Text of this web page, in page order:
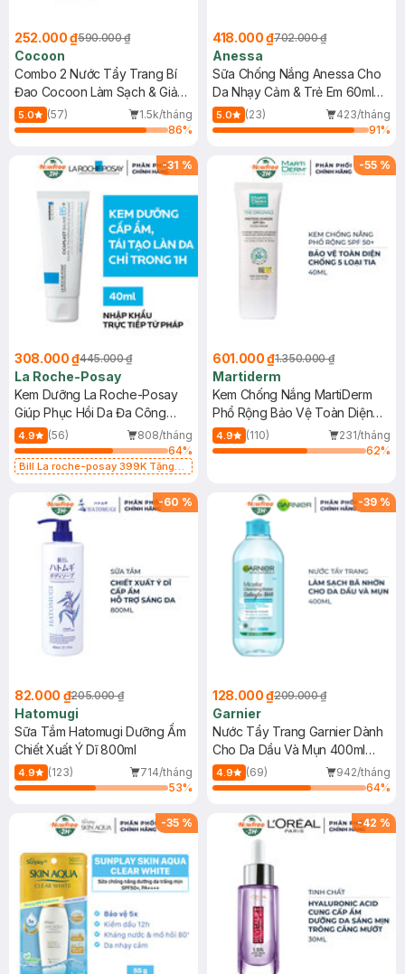
252.000 ₫590.000 ₫
Cocoon
Combo 2 Nước Tẩy Trang Bí
Đao Cocoon Làm Sạch & Giảm
Dầu 500ml
5.0 (57)
1.5k/tháng
86%
418.000 ₫702.000 ₫
Anessa
Sữa Chống Nắng Anessa Cho
Da Nhạy Cảm & Trẻ Em 60ml
(Mới)
5.0 (23)
423/tháng
91%
-31 %
308.000 ₫445.000 ₫
La Roche-Posay
Kem Dưỡng La Roche-Posay
Giúp Phục Hồi Da Đa Công
Dụng 40ml
4.9 (56)
808/tháng
64%
Bill La roche-posay 399K Tặng
(SL có hạn)
-55 %
601.000 ₫1.350.000 ₫
Martiderm
Kem Chống Nắng MartiDerm
Phổ Rộng Bảo Vệ Toàn Diện
40ml
4.9 (110)
231/tháng
62%
-60 %
82.000 ₫205.000 ₫
Hatomugi
Sữa Tắm Hatomugi Dưỡng Ẩm
Chiết Xuất Ý Dĩ 800ml
4.9 (123)
714/tháng
53%
-39 %
128.000 ₫209.000 ₫
Garnier
Nước Tẩy Trang Garnier Dành
Cho Da Dầu Và Mụn 400ml
(Mới)
4.9 (69)
942/tháng
64%
-35 % -42 %